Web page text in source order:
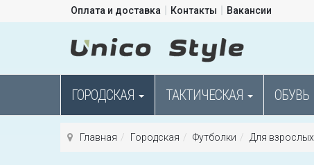
Оплата и доставка Контакты Вакансии
ГОРОДСКАЯ ТАКТИЧЕСКАЯ ОБУВЬ
Главная Городская Футболки Для взрослых